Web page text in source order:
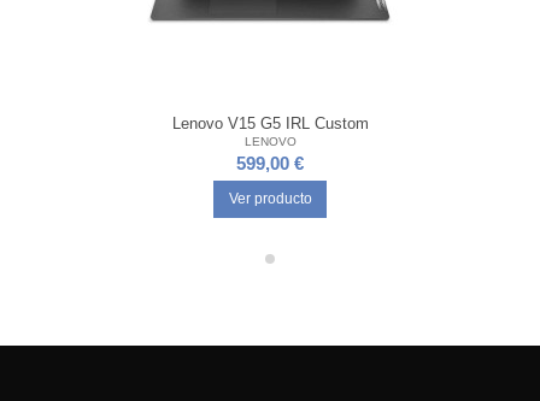
Lenovo V15 G5 IRL Custom
LENOVO
599,00 €
Ver producto